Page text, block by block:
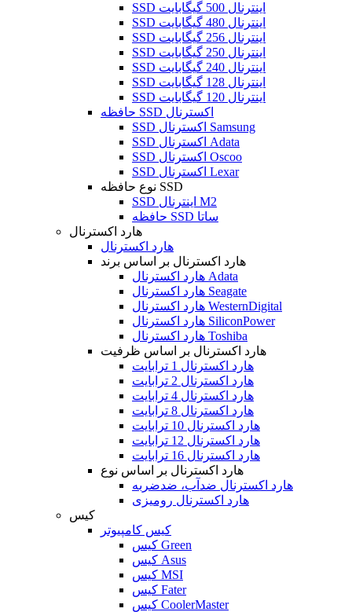
SSD اینترنال 500 گیگابایت
SSD اینترنال 480 گیگابایت
SSD اینترنال 256 گیگابایت
SSD اینترنال 250 گیگابایت
SSD اینترنال 240 گیگابایت
SSD اینترنال 128 گیگابایت
SSD اینترنال 120 گیگابایت
حافظه SSD اکسترنال
SSD اکسترنال Samsung
SSD اکسترنال Adata
SSD اکسترنال Oscoo
SSD اکسترنال Lexar
نوع حافظه SSD
SSD اینترنال M2
حافظه SSD ساتا
هارد اکسترنال
هارد اکسترنال
هارد اکسترنال بر اساس برند
هارد اکسترنال Adata
هارد اکسترنال Seagate
هارد اکسترنال WesternDigital
هارد اکسترنال SiliconPower
هارد اکسترنال Toshiba
هارد اکسترنال بر اساس ظرفیت
هارد اکسترنال 1 ترابایت
هارد اکسترنال 2 ترابایت
هارد اکسترنال 4 ترابایت
هارد اکسترنال 8 ترابایت
هارد اکسترنال 10 ترابایت
هارد اکسترنال 12 ترابایت
هارد اکسترنال 16 ترابایت
هارد اکسترنال بر اساس نوع
هارد اکسترنال ضدآب، ضدضربه
هارد اکسترنال رومیزی
کیس
کیس کامپیوتر
کیس Green
کیس Asus
کیس MSI
کیس Fater
کیس CoolerMaster